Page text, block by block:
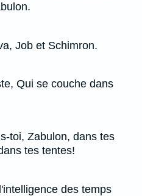
Job et Schimron.
Qui se couche dans
toi, Zabulon, dans tes
tes tentes!
des temps